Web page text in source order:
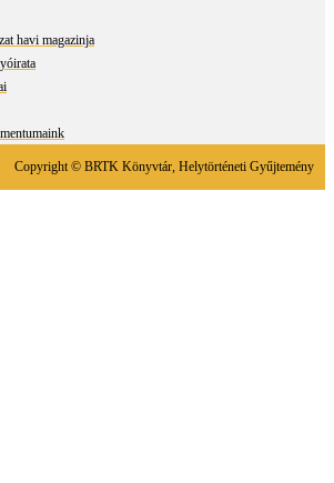
havi magazinja
Copyright © BRTK Könyvtár, Helytörténeti Gyűjtemény